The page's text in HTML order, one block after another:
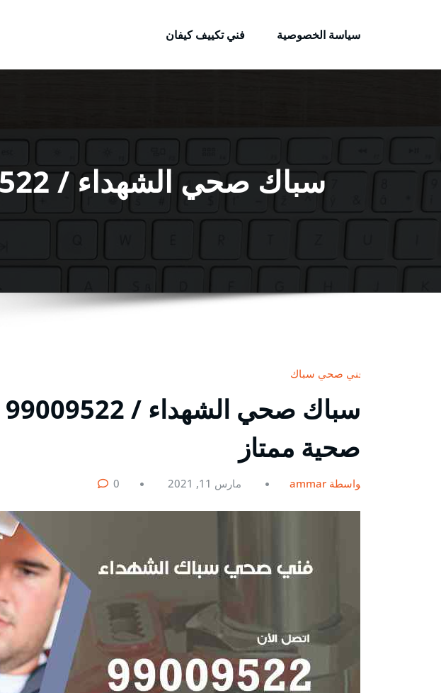
سياسة الخصوصية
فني تكييف كيفان
سباك صحي الشهداء / 99009522 / فني أدوات صحية ممتاز
فني صحي سباك
صحية ممتاز
بواسطة ammar مارس 11, 2021 0